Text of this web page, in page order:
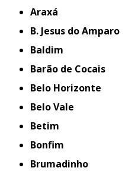
Araxá
B. Jesus do Amparo
Baldim
Barão de Cocais
Belo Horizonte
Belo Vale
Betim
Bonfim
Brumadinho